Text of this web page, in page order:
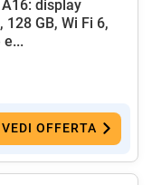
display
GB, Wi Fi 6,
VEDI OFFERTA